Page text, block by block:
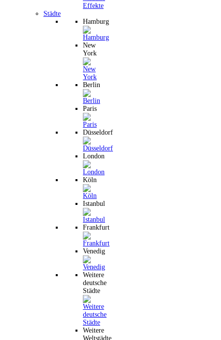
Städte
Hamburg
New
York
Berlin
Paris
Düsseldorf
London
Köln
Istanbul
Frankfurt
Venedig
Weitere
deutsche
Städte
Weitere
Weltstädte